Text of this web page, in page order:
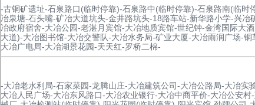
-古铜矿遗址-石泉路口(临时停靠)-石泉路中(临时停靠)-石泉路南(临时
冶泉塘-石头嘴-矿冶大道坑头-金井路坑头-18路车站-新华路小学-兴冶
冶政府宿舍-大冶公园-老湛月宾馆-大冶地质宾馆-世纪钟-金湾国际大
大道)-大冶图书馆-大冶交警队-大冶水务局-矿业大厦-大冶雨润广场-铜
大冶广电局-大冶湖景花园-天天红-罗桥二棉-
-大冶老水利局-石家菜园-龙腾山庄-大冶建筑公司-大冶公路局-大冶实
大冶人民广场-大冶东风路口-大冶农业银行-大冶中商平价-大冶公安村